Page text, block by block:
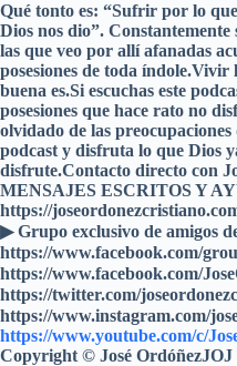
Qué tonto es: “Sufrir por lo
Dios nos dio”. Constantemente
las que veo por allí afanadas
posesiones de toda índole.Vivir
buena es.Si escuchas este
posesiones que hace rato no
olvidado de las
podcast y disfruta lo que Dios
disfrute.Contacto directo con
MENSAJES ESCRITOS Y
https://
▶︎ Grupo exclusivo de amigos
https://www.facebook.com/
https://www.facebook.com/
https://twitter.com/
https://www.instagram.com/
https://www.youtube.com/c/
Copyright © José